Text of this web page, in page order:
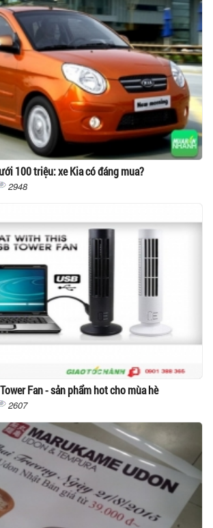
100 triệu: xe Kia có đáng mua?
2948
Fan - sản phẩm hot cho mùa hè
2607